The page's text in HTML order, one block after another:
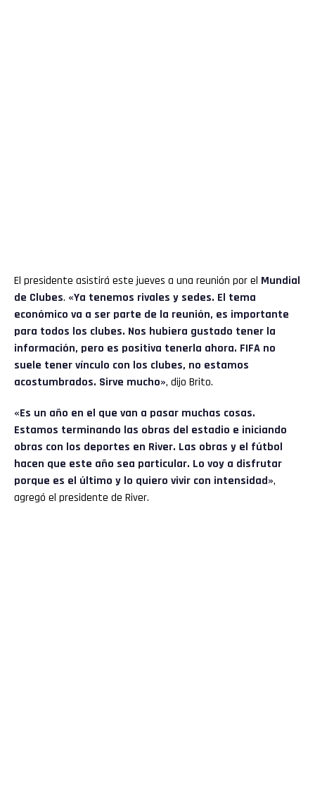
El presidente asistirá este jueves a una reunión por el Mundial
de Clubes. «Ya tenemos rivales y sedes. El tema
económico va a ser parte de la reunión, es importante
para todos los clubes. Nos hubiera gustado tener la
información, pero es positiva tenerla ahora. FIFA no
suele tener vínculo con los clubes, no estamos
acostumbrados. Sirve mucho», dijo Brito.
«Es un año en el que van a pasar muchas cosas.
Estamos terminando las obras del estadio e iniciando
obras con los deportes en River. Las obras y el fútbol
hacen que este año sea particular. Lo voy a disfrutar
porque es el último y lo quiero vivir con intensidad»,
agregó el presidente de River.